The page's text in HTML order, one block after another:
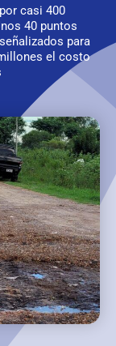
casi 400
40 puntos
para
el costo